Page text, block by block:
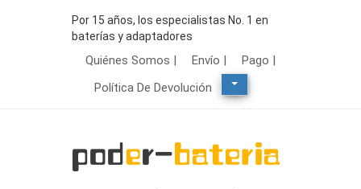
Por 15 años, los especialistas No. 1 en
baterías y adaptadores
Quiénes Somos | Envío |
Pago |
Política De Devolución